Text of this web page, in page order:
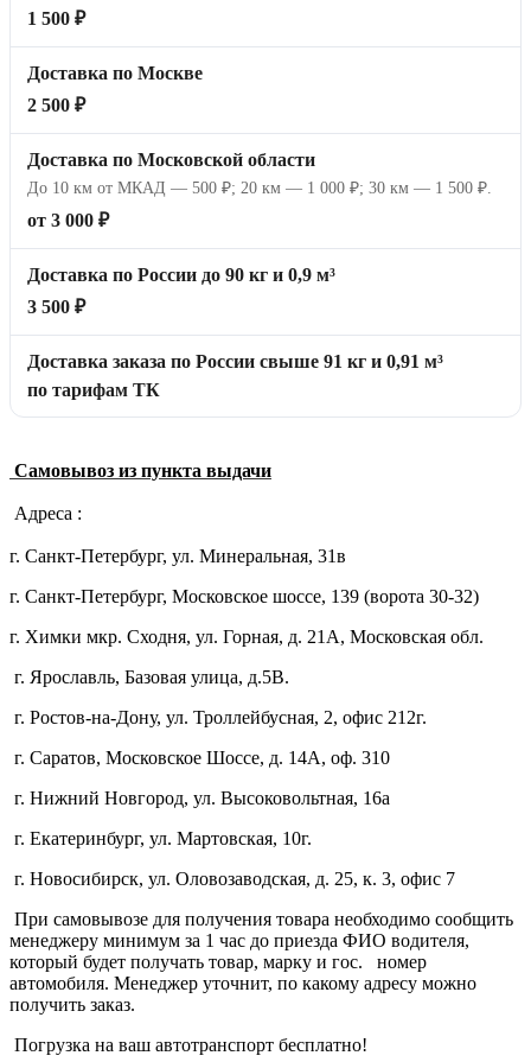
1 500 ₽
Доставка по Москве
2 500 ₽
Доставка по Московской области
До 10 км от МКАД — 500 ₽; 20 км — 1 000 ₽; 30 км — 1 500 ₽.
от 3 000 ₽
Доставка по России до 90 кг и 0,9 м³
3 500 ₽
Доставка заказа по России свыше 91 кг и 0,91 м³
по тарифам ТК
Самовывоз из пункта выдачи
Адреса :
г. Санкт-Петербург, ул. Минеральная, 31в
г. Санкт-Петербург, Московское шоссе, 139 (ворота 30-32)
г. Химки мкр. Сходня, ул. Горная, д. 21А, Московская обл.
г. Ярославль, Базовая улица, д.5В.
г. Ростов-на-Дону, ул. Троллейбусная, 2, офис 212г.
г. Саратов, Московское Шоссе, д. 14А, оф. 310
г. Нижний Новгород, ул. Высоковольтная, 16а
г. Екатеринбург, ул. Мартовская, 10г.
г. Новосибирск, ул. Оловозаводская, д. 25, к. 3, офис 7
При самовывозе для получения товара необходимо сообщить
менеджеру минимум за 1 час до приезда ФИО водителя,
который будет получать товар, марку и гос. номер
автомобиля. Менеджер уточнит, по какому адресу можно
получить заказ.
Погрузка на ваш автотранспорт бесплатно!